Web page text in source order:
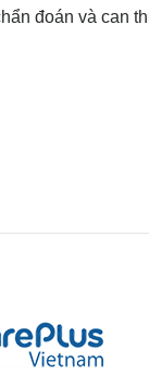
đoán và can